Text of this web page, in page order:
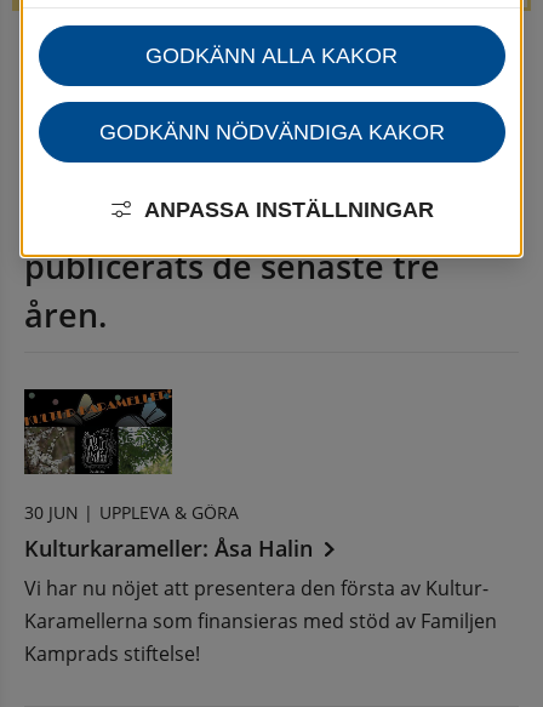
Startsida Emmaboda kommun - Nyhetsarkiv
Nyhetsarkiv
Här kan du läsa nyheter som
publicerats de senaste tre
åren.
30 JUN | UPPLEVA & GÖRA
Kulturkarameller: Åsa Halin
Vi har nu nöjet att presentera den första av Kultur-
Karamellerna som finansieras med stöd av Familjen
Kamprads stiftelse!
GODKÄNN ALLA KAKOR
GODKÄNN NÖDVÄNDIGA KAKOR
ANPASSA INSTÄLLNINGAR